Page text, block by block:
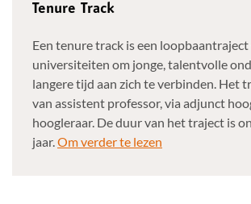
Tenure Track
Een tenure track is een
universiteiten om jonge, talentvolle
langere tijd aan zich te verbinden. Het
van assistent professor, via adjunct
hoogleraar. De duur van het traject is
jaar. Om verder te lezen